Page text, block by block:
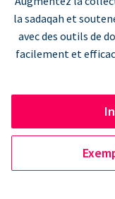
la sadaqah et
avec des outils de
facilement et